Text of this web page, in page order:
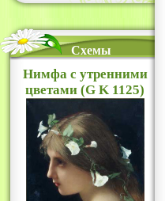
Схемы
Нимфа с утренними
цветами (G K 1125)